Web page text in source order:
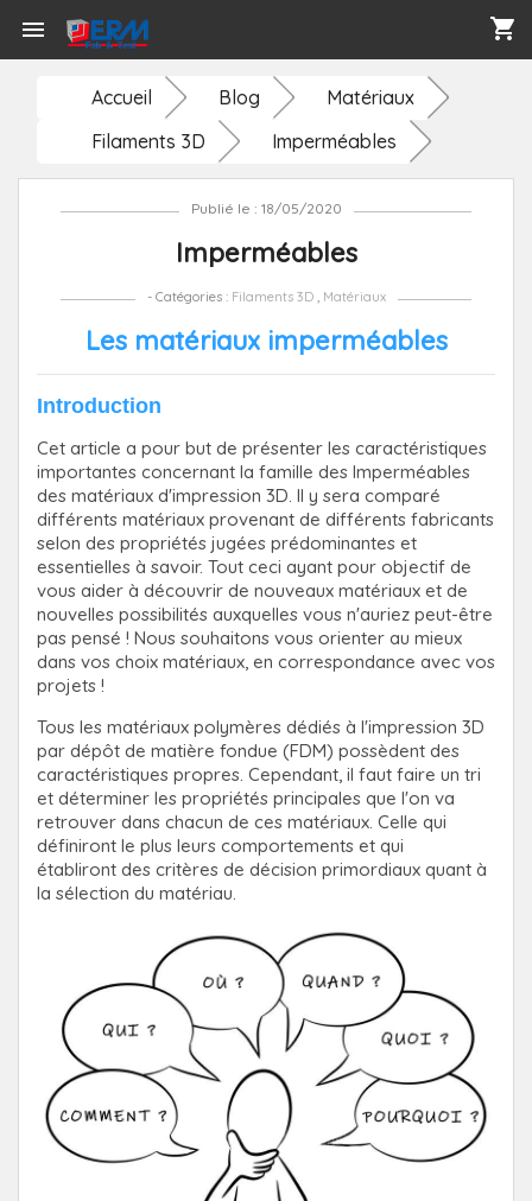
 shopping_cart
Accueil Blog
Matériaux
Filaments 3D
Imperméables
Publié le : 18/05/2020
Imperméables
- Catégories : Filaments 3D, Matériaux
Les matériaux imperméables
Introduction
Cet article a pour but de présenter les caractéristiques
importantes concernant la famille des Imperméables
des matériaux d'impression 3D. Il y sera comparé
différents matériaux provenant de différents fabricants
selon des propriétés jugées prédominantes et
essentielles à savoir. Tout ceci ayant pour objectif de
vous aider à découvrir de nouveaux matériaux et de
nouvelles possibilités auxquelles vous n'auriez peut-être
pas pensé ! Nous souhaitons vous orienter au mieux
dans vos choix matériaux, en correspondance avec vos
projets !
Tous les matériaux polymères dédiés à l'impression 3D
par dépôt de matière fondue (FDM) possèdent des
caractéristiques propres. Cependant, il faut faire un tri
et déterminer les propriétés principales que l'on va
retrouver dans chacun de ces matériaux. Celle qui
définiront le plus leurs comportements et qui
établiront des critères de décision primordiaux quant à
la sélection du matériau.